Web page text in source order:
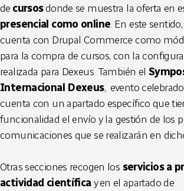
de cursosdonde se muestra la oferta en
presencial como online. En este
cuenta con Drupal Commerce como
para la compra de cursos, con la
realizada para Dexeus. También el
Internacional Dexeus, evento
cuenta con un apartado específico que
funcionalidad el envío y la gestión de los
comunicaciones que se realizarán en
Otras secciones recogen los servicios a
actividad científicay en el apartado de